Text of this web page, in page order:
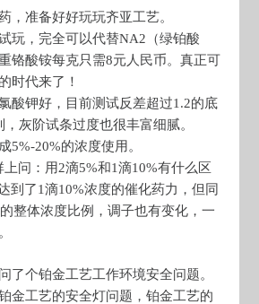
，准备好好玩玩齐亚工艺。
玩，完全可以代替NA2（绿铂酸
铬酸铵每克只需8元人民币。真正可
时代来了！
酸钾好，目前测试反差超过1.2的底
灰阶试条过度也很丰富细腻。
5%-20%的浓度使用。
问：用2滴5%和1滴10%有什么区
到了1滴10%浓度的催化药力，但同
整体浓度比例，调子也有变化，一
了个铂金工艺工作环境安全问题。
金工艺的安全灯问题，铂金工艺的